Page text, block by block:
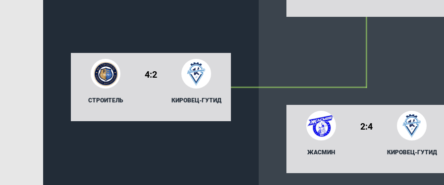
СТРОИТЕЛЬ
4:2
КИРОВЕЦ-ГУТИД
ЖАСМИН
2:4
КИРОВЕЦ-ГУТИД